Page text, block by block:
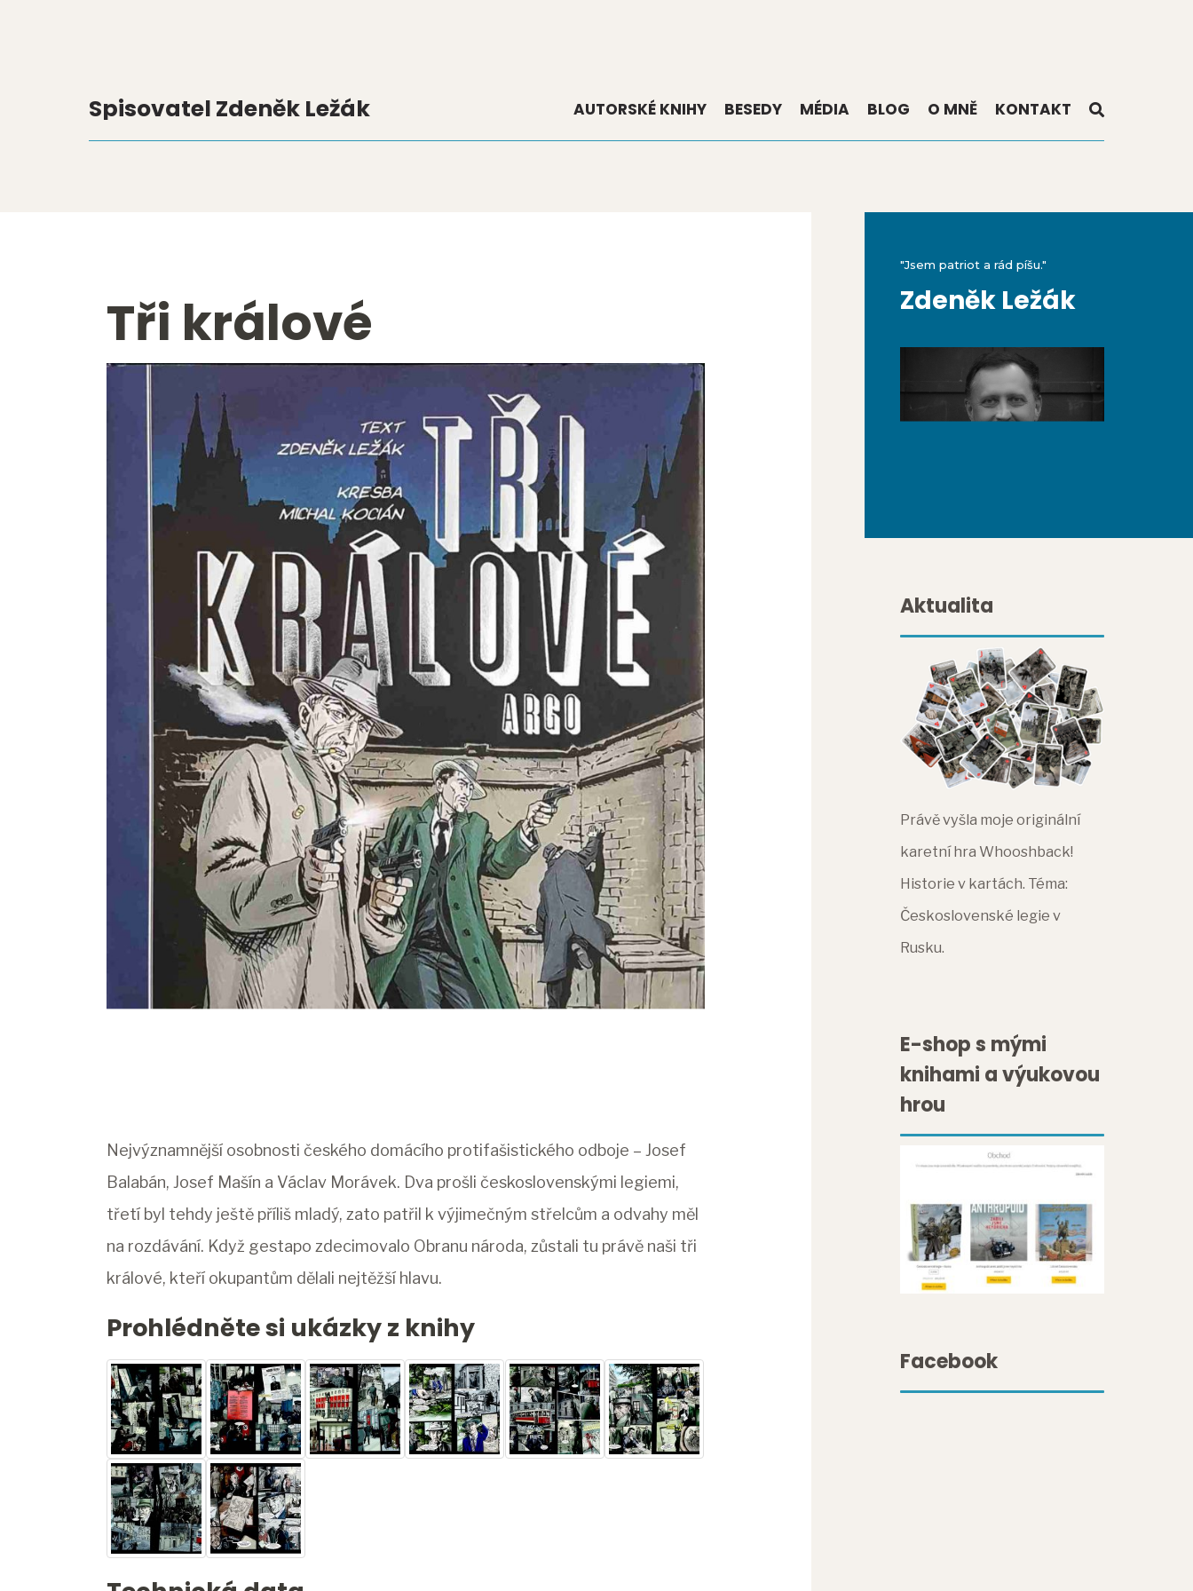
Spisovatel Zdeněk Ležák AUTORSKÉ KNIHY BESEDY MÉDIA BLOG O MNĚ KONTAKT
Tři králové
Nejvýznamnější osobnosti českého domácího protifašistického odboje – Josef
Balabán, Josef Mašín a Václav Morávek. Dva prošli československými legiemi,
třetí byl tehdy ještě příliš mladý, zato patřil k výjimečným střelcům a odvahy měl
na rozdávání. Když gestapo zdecimovalo Obranu národa, zůstali tu právě naši tři
králové, kteří okupantům dělali nejtěžší hlavu.
Prohlédněte si ukázky z knihy
"Jsem patriot a rád píšu."
Zdeněk Ležák
Aktualita
Právě vyšla moje originální
karetní hra Whooshback!
Historie v kartách. Téma:
Československé legie v
Rusku.
E-shop s mými
knihami a výukovou
hrou
Facebook